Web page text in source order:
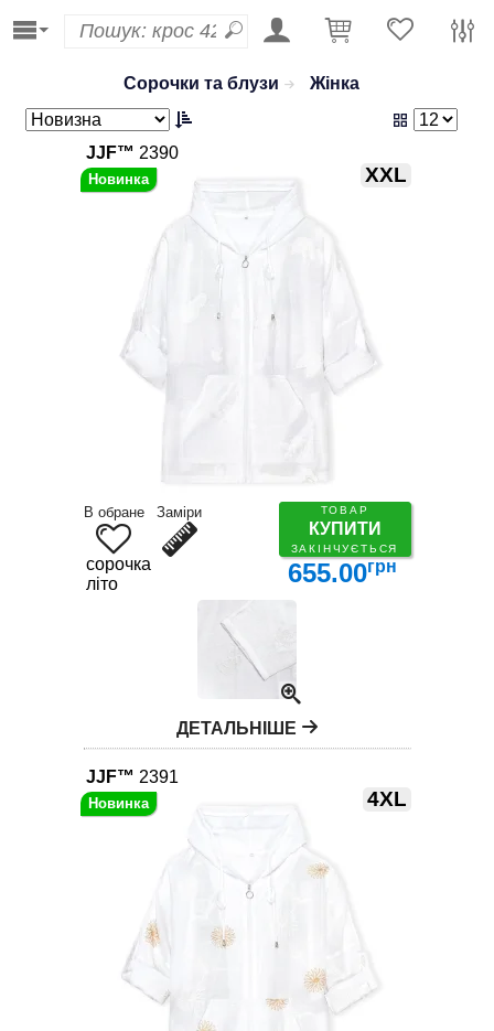
Сорочки та блузи Жінка
JJF™ 2390
XXL
В обране Заміри ТОВАР
КУПИТИ
ЗАКІНЧУЄТЬСЯ
сорочка
літо
655.00грн
ДЕТАЛЬНІШЕ
JJF™ 2391
4XL